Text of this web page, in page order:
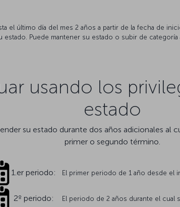
el último día del mes 2 años a partir de la fecha de
Puede mantener su estado o subir de
usando los
estado
su estado durante dos años adicionales
primer o segundo término.
1.er periodo: El primer periodo de 1 año desde el
2º periodo: El periodo de 2 años durante el cual